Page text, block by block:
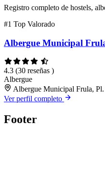
Registro completo de hostels,
#1 Top Valorado
Albergue Municipal
4.3 (30 reseñas )
Albergue
Albergue Municipal Frula,
Ver perfil completo
Footer